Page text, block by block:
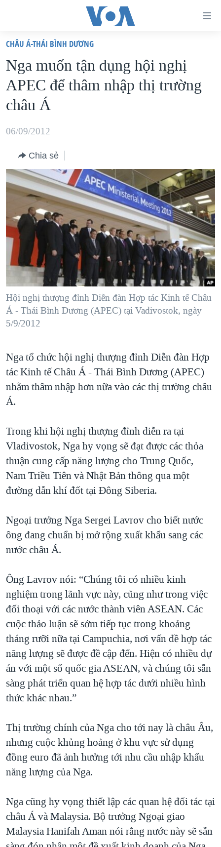
truy
cập
Tới
nội
chính
hướng
chính
tới
"Tìm"
VIỆT NAM
HOA KỲ
BIỂN ĐÔNG
THẾ GIỚI
DIỄN ĐÀN
MỤC
TỰ DO BÁO CHÍ
VẠCH TRẦN TIN GIẢ
NGƯỜI VIỆT HẢI NGOẠI
ĐỜI SỐNG
KINH TẾ
KHOA HỌC
SỨC KHOẺ
VĂN HOÁ
GIÁO DỤC
CHUYÊN ĐỀ
CHIẾN TRANH THƯƠNG MẠI CỦA MỸ: QUÁ KHỨ VÀ HIỆN
HÀNH TRÌNH BẦU CỬ 2024
MỘT NĂM CHIẾN TRANH TẠI DẢI GAZA
GIẢI MÃ VÀNH ĐAI & CON ĐƯỜNG
NGÀY TỊ NẠN THẾ GIỚI
TRỊNH VĨNH BÌNH - NGƯỜI HẠ 'BÊN THẮNG CUỘC'
CÁC GIÁ TRỊ CỘNG HÒA Ở VIỆT NAM
THƯỢNG ĐỈNH TRUMP-KIM TẠI VIỆT NAM
BÊN KIA QUỐC LỘ: TIẾNG VỌNG TỪ NÔNG THÔN MỸ
QUAN HỆ VIỆT MỸ
HỌC TIẾNG ANH
VIDEO
NGHE
MẠNG XÃ HỘI
Ngôn ngữ khác
CHÂU Á-THÁI BÌNH DƯƠNG
Nga muốn tận dụng hội nghị
APEC để thâm nhập thị trường
châu Á
06/09/2012
Chia sẻ
Hội nghị thượng đỉnh Diễn đàn Hợp tác Kinh tế Châu
Á - Thái Bình Dương (APEC) tại Vadivostok, ngày
5/9/2012
Nga tổ chức hội nghị thượng đỉnh Diễn đàn Hợp
tác Kinh tế Châu Á - Thái Bình Dương (APEC)
nhằm thâm nhập hơn nữa vào các thị trường châu
Á.
Trong khi hội nghị thượng đỉnh diễn ra tại
Vladivostok, Nga hy vọng sẽ đạt được các thỏa
thuận cung cấp năng lượng cho Trung Quốc,
Nam Triều Tiên và Nhật Bản thông qua một
đường dẫn khí đốt tại Đông Siberia.
Ngoại trưởng Nga Sergei Lavrov cho biết nước
ông đang chuẩn bị mở rộng xuất khẩu sang các
nước châu Á.
Ông Lavrov nói: “Chúng tôi có nhiều kinh
nghiệm trong lãnh vực này, cũng như trong việc
đối thoại với các nước thành viên ASEAN. Các
cuộc thảo luận sẽ sớm tiếp tục trong khoảng
tháng rưỡi nữa tại Campuchia, nơi vấn đề hợp tác
năng lượng sẽ được đề cập đến. Hiện có nhiều dự
án với một số quốc gia ASEAN, và chúng tôi sẵn
sàng phát triển quan hệ hợp tác dưới nhiều hình
thức khác nhau.”
Thị trường chính của Nga cho tới nay là châu Âu,
nhưng cuộc khủng hoảng ở khu vực sử dụng
đồng euro đã ảnh hưởng tới nhu cầu nhập khẩu
năng lượng của Nga.
Nga cũng hy vọng thiết lập các quan hệ đối tác tại
châu Á và Malaysia. Bộ trưởng Ngoại giao
Malaysia Hanifah Aman nói rằng nước này sẽ sẵn